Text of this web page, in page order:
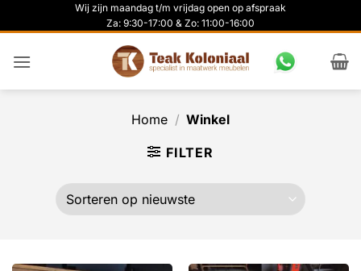
naar
Wij zijn maandag t/m vrijdag open op afspraak
Za: 9:30-17:00 & Zo: 11:00-16:00
Home / Winkel
FILTER